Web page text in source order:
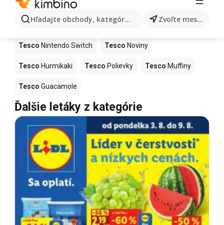
Hľadajte obchody, kategórie, produkty... Zvoľte mesto
Ďalšie produkty v obchodoch Tesco
Tesco Kapor Tesco Ashwagandha
Tesco Nintendo Switch Tesco Noviny
Tesco Hurmikaki Tesco Polievky Tesco Muffiny
Tesco Guacamole
Ďalšie letáky z kategórie